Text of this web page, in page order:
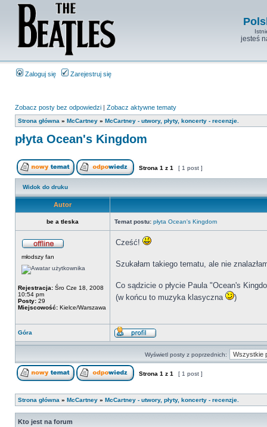
jesteś
Zaloguj się Zarejestruj się
Zobacz posty bez odpowiedzi | Zobacz aktywne tematy
Strona główna » McCartney » McCartney - utwory, płyty, koncerty - recenzje.
płyta Ocean's Kingdom
Strona 1 z 1 [ 1 post ]
Widok do druku
Autor
be a tleska Temat postu: płyta Ocean's Kingdom
młodszy fan
Rejestracja: Śro Cze 18, 2008
10:54 pm
Posty: 29
Miejscowość: Kielce/Warszawa
Cześć!
Szukałam takiego tematu, ale nie
Co sądzicie o płycie Paula "Ocean's
(w końcu to muzyka klasyczna
)
Góra
Wyświetl posty z poprzednich:
Strona 1 z 1 [ 1 post ]
Strona główna » McCartney » McCartney - utwory, płyty, koncerty - recenzje.
Kto jest na forum